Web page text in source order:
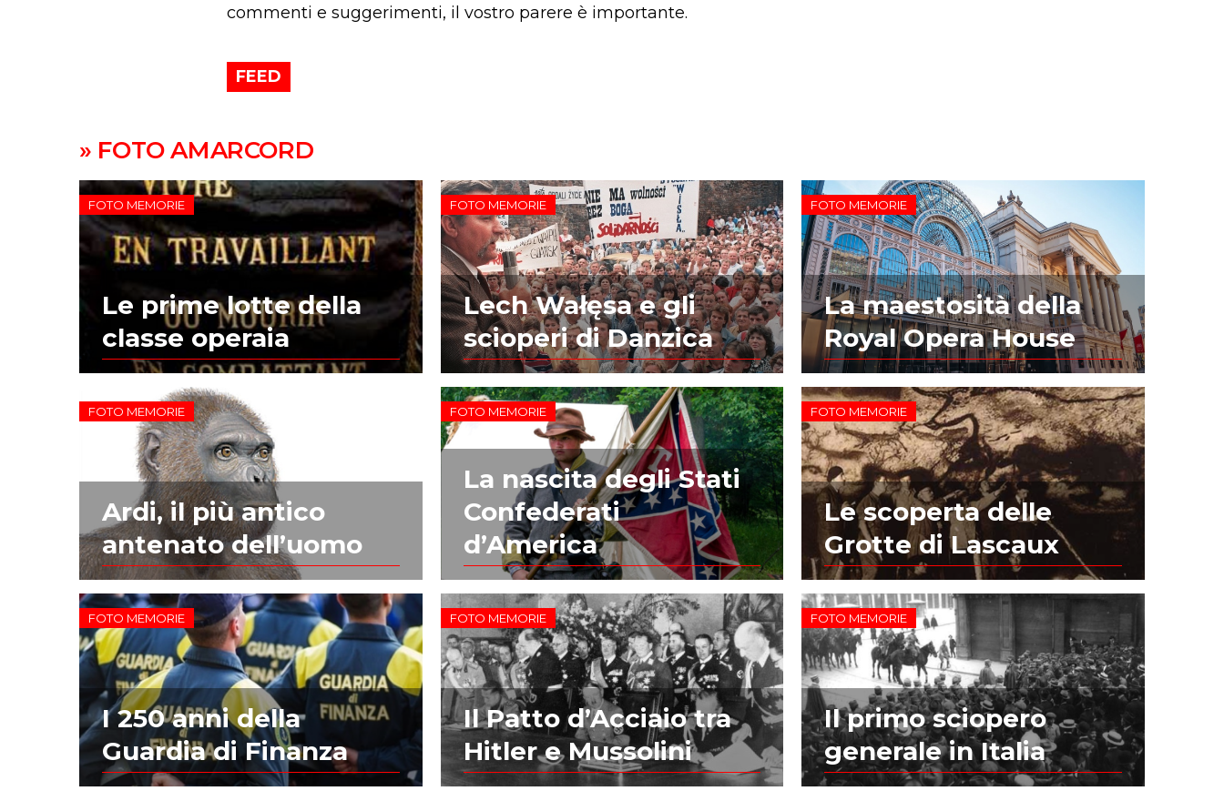
commenti e suggerimenti, il vostro parere è importante.
FEED
» FOTO AMARCORD
FOTO MEMORIE
Le prime lotte della
classe operaia
FOTO MEMORIE
Lech Wałęsa e gli
scioperi di Danzica
FOTO MEMORIE
La maestosità della
Royal Opera House
FOTO MEMORIE
Ardi, il più antico
antenato dell’uomo
FOTO MEMORIE
La nascita degli Stati
Confederati
d’America
FOTO MEMORIE
Le scoperta delle
Grotte di Lascaux
FOTO MEMORIE
I 250 anni della
Guardia di Finanza
FOTO MEMORIE
Il Patto d’Acciaio tra
Hitler e Mussolini
FOTO MEMORIE
Il primo sciopero
generale in Italia